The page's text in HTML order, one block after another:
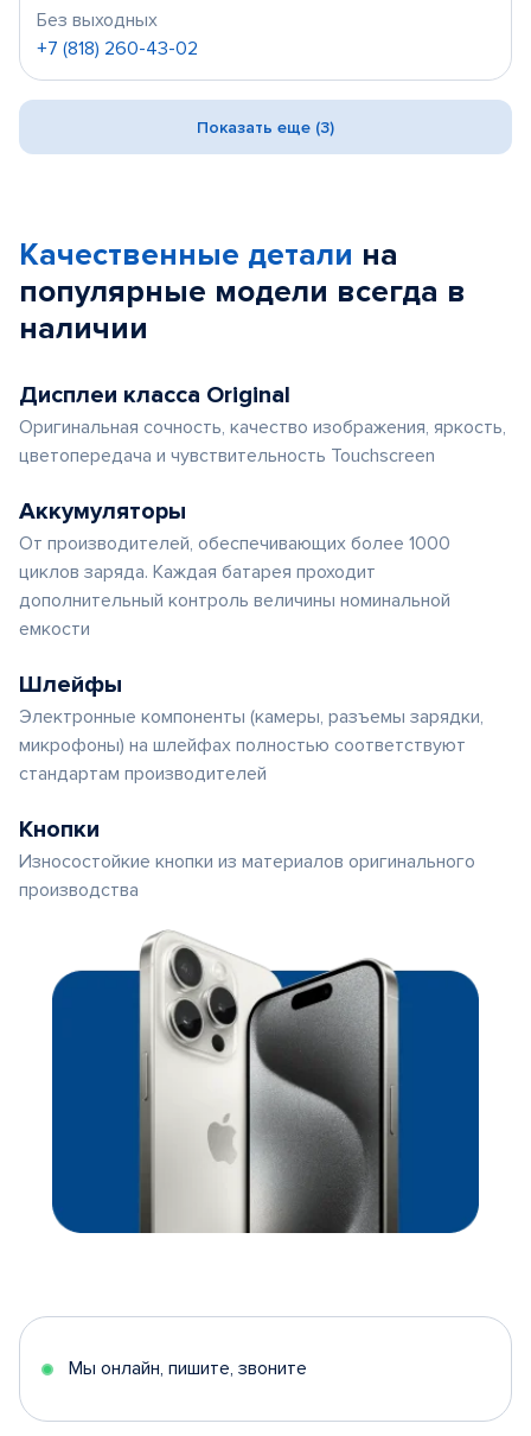
Без выходных
+7 (818) 260-43-02
Показать еще (3)
Качественные детали на
популярные модели всегда в
наличии
Дисплеи класса Original
Оригинальная сочность, качество изображения, яркость,
цветопередача и чувствительность Touchscreen
Аккумуляторы
От производителей, обеспечивающих более 1000
циклов заряда. Каждая батарея проходит
дополнительный контроль величины номинальной
емкости
Шлейфы
Электронные компоненты (камеры, разъемы зарядки,
микрофоны) на шлейфах полностью соответствуют
стандартам производителей
Кнопки
Износостойкие кнопки из материалов оригинального
производства
Мы онлайн, пишите, звоните